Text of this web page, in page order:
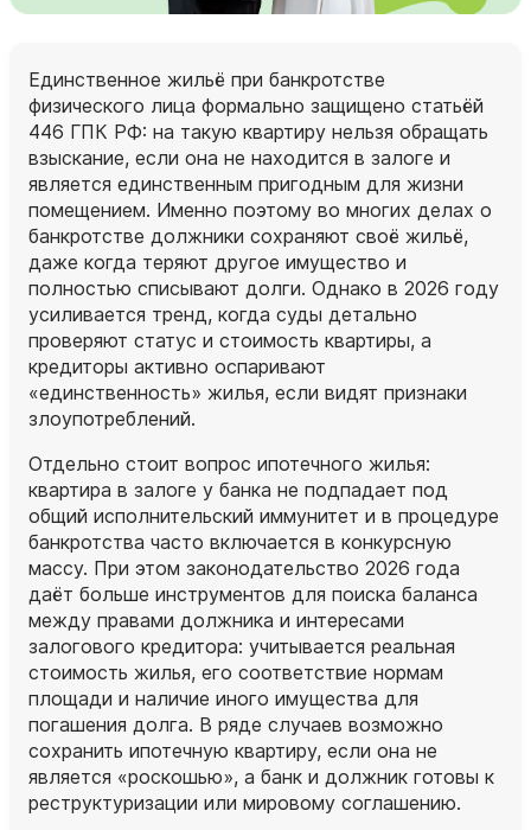
Единственное жильё при банкротстве
физического лица формально защищено статьёй
446 ГПК РФ: на такую квартиру нельзя обращать
взыскание, если она не находится в залоге и
является единственным пригодным для жизни
помещением. Именно поэтому во многих делах о
банкротстве должники сохраняют своё жильё,
даже когда теряют другое имущество и
полностью списывают долги. Однако в 2026 году
усиливается тренд, когда суды детально
проверяют статус и стоимость квартиры, а
кредиторы активно оспаривают
«единственность» жилья, если видят признаки
злоупотреблений.
Отдельно стоит вопрос ипотечного жилья:
квартира в залоге у банка не подпадает под
общий исполнительский иммунитет и в процедуре
банкротства часто включается в конкурсную
массу. При этом законодательство 2026 года
даёт больше инструментов для поиска баланса
между правами должника и интересами
залогового кредитора: учитывается реальная
стоимость жилья, его соответствие нормам
площади и наличие иного имущества для
погашения долга. В ряде случаев возможно
сохранить ипотечную квартиру, если она не
является «роскошью», а банк и должник готовы к
реструктуризации или мировому соглашению.